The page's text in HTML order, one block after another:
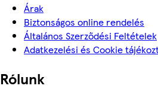
Árak
Biztonságos online rendelés
Általános Szerződési Feltételek
Adatkezelési és Cookie
Rólunk